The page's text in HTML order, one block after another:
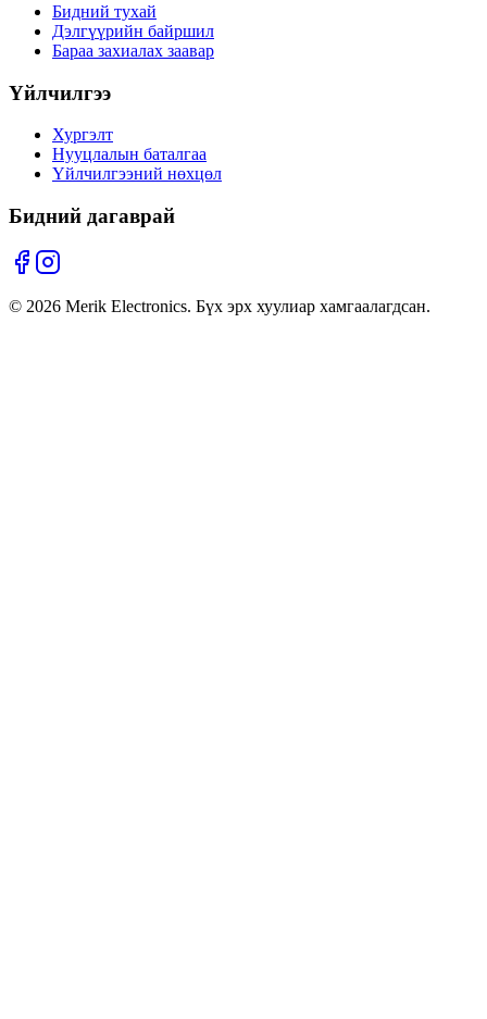
Бидний тухай
Дэлгүүрийн байршил
Бараа захиалах заавар
Үйлчилгээ
Хургэлт
Нууцлалын баталгаа
Үйлчилгээний нөхцөл
Бидний дагаврай
© 2026 Merik Electronics. Бүх эрх хуулиар хамгаалагдсан.